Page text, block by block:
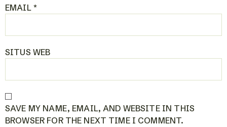
EMAIL *
SITUS WEB
SAVE MY NAME, EMAIL, AND WEBSITE IN THIS
BROWSER FOR THE NEXT TIME I COMMENT.